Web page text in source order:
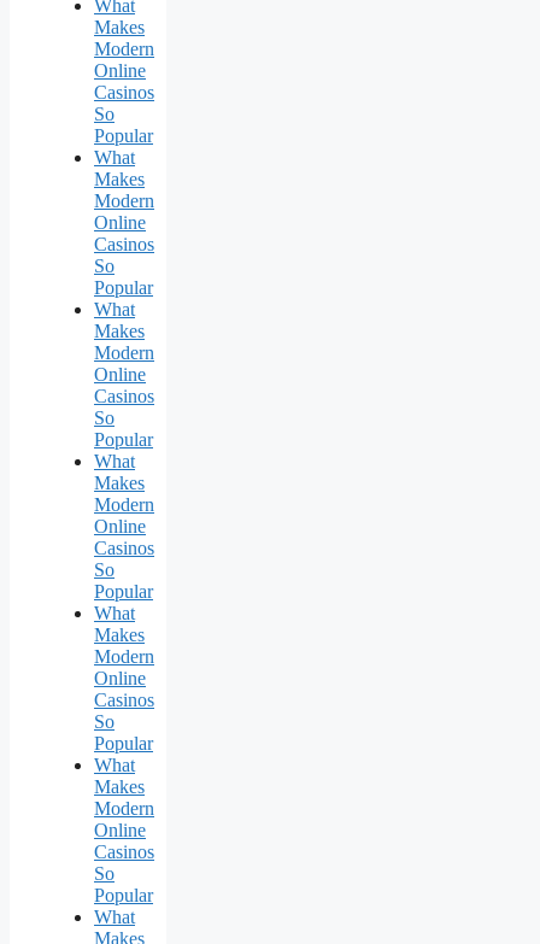
What
Makes
Modern
Online
Casinos
So
Popular
What
Makes
Modern
Online
Casinos
So
Popular
What
Makes
Modern
Online
Casinos
So
Popular
What
Makes
Modern
Online
Casinos
So
Popular
What
Makes
Modern
Online
Casinos
So
Popular
What
Makes
Modern
Online
Casinos
So
Popular
What
Makes